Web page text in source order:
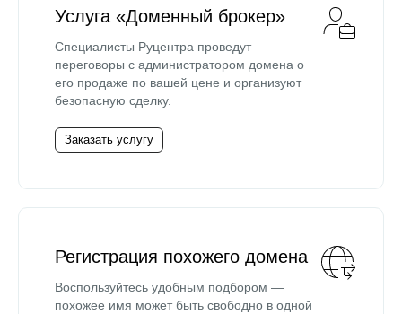
Услуга «Доменный брокер»
Специалисты Руцентра проведут
переговоры с администратором домена о
его продаже по вашей цене и организуют
безопасную сделку.
Заказать услугу
Регистрация похожего домена
Воспользуйтесь удобным подбором —
похожее имя может быть свободно в одной